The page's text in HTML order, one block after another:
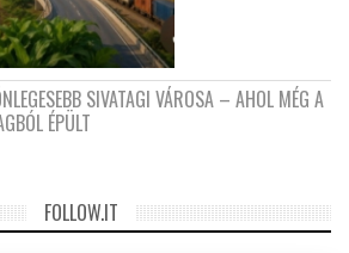
SIVATAGI VÁROSA – AHOL MÉG A
ÉPÜLT
FOLLOW.IT